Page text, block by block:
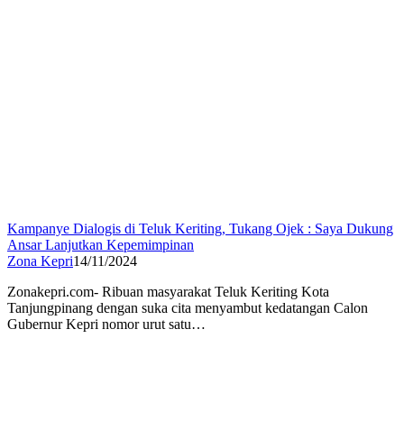
Kampanye Dialogis di Teluk Keriting, Tukang Ojek : Saya Dukung
Ansar Lanjutkan Kepemimpinan
Zona Kepri14/11/2024
Zonakepri.com- Ribuan masyarakat Teluk Keriting Kota
Tanjungpinang dengan suka cita menyambut kedatangan Calon
Gubernur Kepri nomor urut satu…